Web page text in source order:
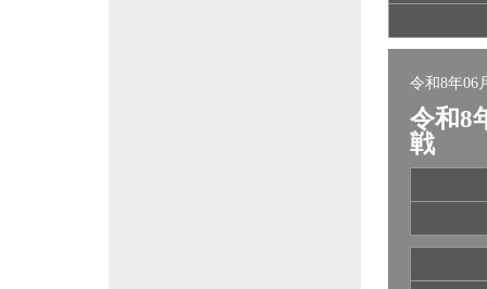
令和8年06
令和8
戦